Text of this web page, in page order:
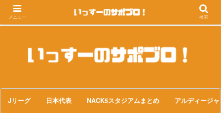
Jリーグ 日本代表 NACK5スタジアムまとめ アルディージャ
メニュー 検索